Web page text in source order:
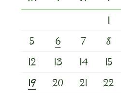
1
5
6 7 8
12
13 14 15
19
20 21 22